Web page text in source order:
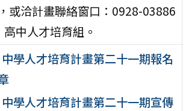
或洽計畫聯絡窗口：0928-03886
高中人才培育組。
中學人才培育計畫第二十一期報名
中學人才培育計畫第二十一期宣傳